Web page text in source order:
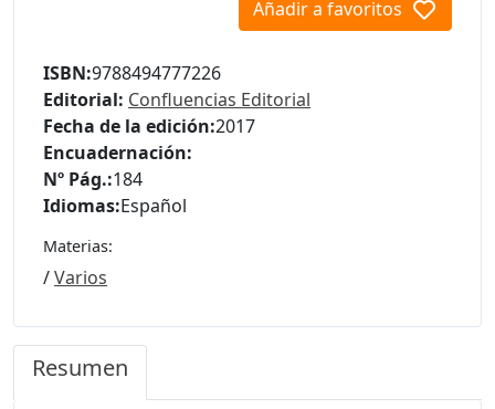
Añadir a favoritos
ISBN:9788494777226
Editorial: Confluencias Editorial
Fecha de la edición:2017
Encuadernación:
Nº Pág.:184
Idiomas:Español
Materias:
/Varios
Resumen